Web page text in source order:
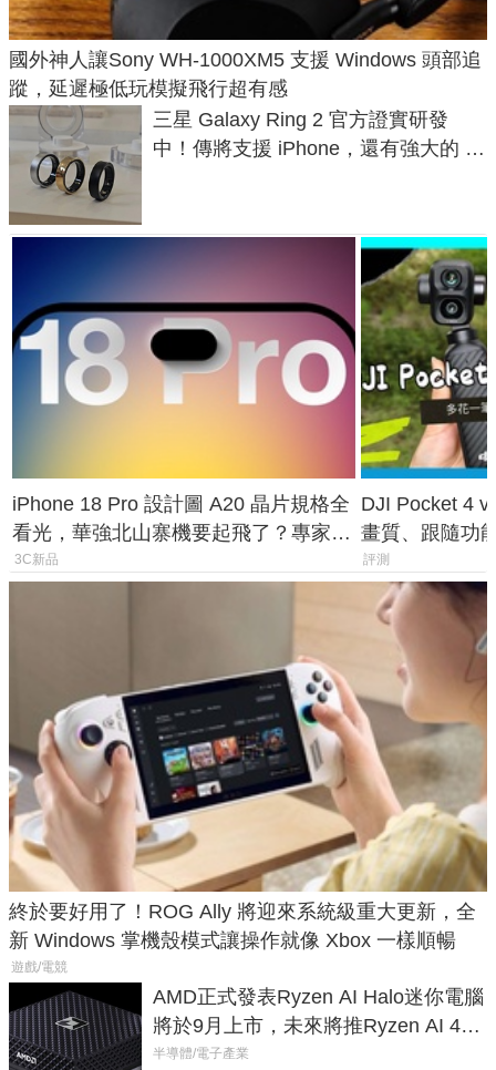
國外神人讓Sony WH-1000XM5 支援 Windows 頭部追
蹤，延遲極低玩模擬飛行超有感
三星 Galaxy Ring 2 官方證實研發
中！傳將支援 iPhone，還有強大的 AI
iPhone 18 Pro 設計圖 A20 晶片規格全
看光，華強北山寨機要起飛了？專家曝
山寨機無法復刻兩大關鍵
3C新品
DJI Pocket 4
畫質、跟隨功
一次看懂兩台
評測
終於要好用了！ROG Ally 將迎來系統級重大更新，全
新 Windows 掌機殼模式讓操作就像 Xbox 一樣順暢
遊戲/電競
AMD正式發表Ryzen AI Halo迷你電腦
將於9月上市，未來將推Ryzen AI 400
Max系列處理器與對應升級版
半導體/電子產業